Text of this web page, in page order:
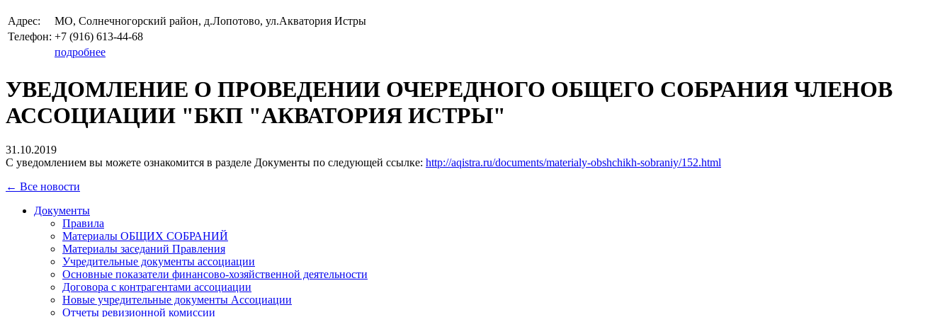
Адрес:
МО, Солнечногорский район, д.Лопотово, ул.Акватория Истры
Телефон: +7 (916) 613-44-68
подробнее
УВЕДОМЛЕНИЕ О ПРОВЕДЕНИИ ОЧЕРЕДНОГО ОБЩЕГО СОБРАНИЯ ЧЛЕНОВ
АССОЦИАЦИИ "БКП "АКВАТОРИЯ ИСТРЫ"
31.10.2019
С уведомлением вы можете ознакомится в разделе Документы по следующей ссылке: http://aqistra.ru/documents/materialy-obshchikh-sobraniy/152.html
← Все новости
Документы
Правила
Материалы ОБЩИХ СОБРАНИЙ
Материалы заседаний Правления
Учредительные документы ассоциации
Основные показатели финансово-хозяйственной деятельности
Договора с контрагентами ассоциации
Новые учредительные документы Ассоциации
Отчеты ревизионной комиссии